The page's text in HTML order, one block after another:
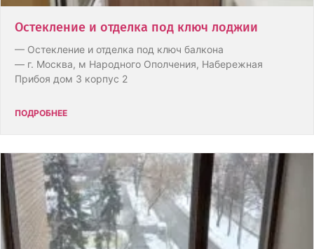
Остекление и отделка под ключ лоджии
— Остекление и отделка под ключ балкона
— г. Москва, м Народного Ополчения, Набережная
Прибоя дом 3 корпус 2
ПОДРОБНЕЕ